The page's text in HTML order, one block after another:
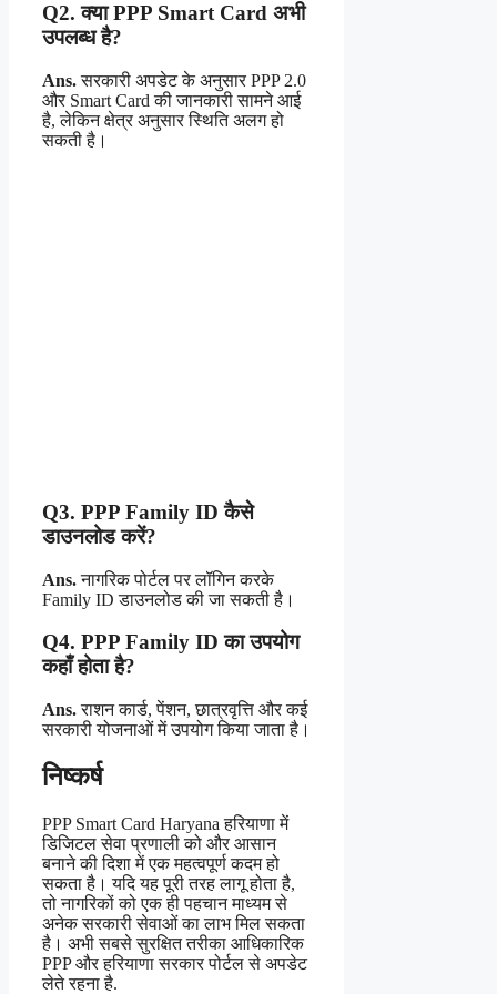
Q2. क्या PPP Smart Card अभी
उपलब्ध है?
Ans.सरकारी अपडेट के अनुसार PPP 2.0
और Smart Card की जानकारी सामने आई
है, लेकिन क्षेत्र अनुसार स्थिति अलग हो
सकती है।
Q3. PPP Family ID कैसे
डाउनलोड करें?
Ans.नागरिक पोर्टल पर लॉगिन करके
Family ID डाउनलोड की जा सकती है।
Q4. PPP Family ID का उपयोग
कहाँ होता है?
Ans.राशन कार्ड, पेंशन, छात्रवृत्ति और कई
सरकारी योजनाओं में उपयोग किया जाता है।
निष्कर्ष
PPP Smart Card Haryana हरियाणा में
डिजिटल सेवा प्रणाली को और आसान
बनाने की दिशा में एक महत्वपूर्ण कदम हो
सकता है। यदि यह पूरी तरह लागू होता है,
तो नागरिकों को एक ही पहचान माध्यम से
अनेक सरकारी सेवाओं का लाभ मिल सकता
है। अभी सबसे सुरक्षित तरीका आधिकारिक
PPP और हरियाणा सरकार पोर्टल से अपडेट
लेते रहना है.